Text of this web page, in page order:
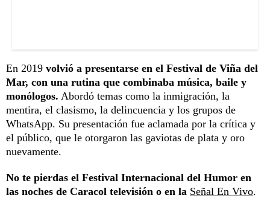
En 2019 volvió a presentarse en el Festival de Viña del
Mar, con una rutina que combinaba música, baile y
monólogos. Abordó temas como la inmigración, la
mentira, el clasismo, la delincuencia y los grupos de
WhatsApp. Su presentación fue aclamada por la crítica y
el público, que le otorgaron las gaviotas de plata y oro
nuevamente.
No te pierdas el Festival Internacional del Humor en
las noches de Caracol televisión o en la Señal En Vivo.